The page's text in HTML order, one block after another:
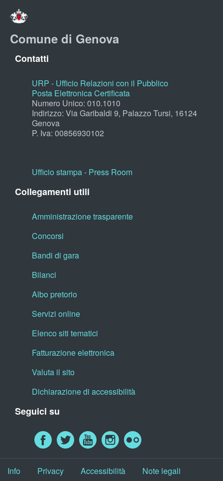
Comune di Genova
Contatti
URP - Ufficio Relazioni con il Pubblico
Posta Elettronica Certificata
Numero Unico: 010.1010
Indirizzo: Via Garibaldi 9, Palazzo Tursi, 16124
Genova
P. Iva: 00856930102
Ufficio stampa - Press Room
Collegamenti utili
Amministrazione trasparente
Concorsi
Bandi di gara
Bilanci
Albo pretorio
Servizi online
Elenco siti tematici
Fatturazione elettronica
Valuta il sito
Dichiarazione di accessibilità
Seguici su
Info Privacy Accessibilità Note legali